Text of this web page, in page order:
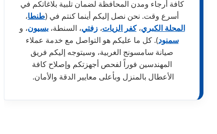
كافة أرجاء ومدن المحافظة لضمان تلبية بلاغاتكم في
أسرع وقت. نحن نصل إليكم أينما كنتم في (طنطا،
المحلة الكبري،كفر الزيات،زفتي، السنطة،بسيون، و
سمنود). كل ما عليكم هو التواصل مع خدمة عملاء
صيانة سامسونج الغربية، وسيتوجه إليكم فريق
المهندسين فوراً لفحص أجهزتكم وإصلاح كافة
الأعطال بالمنزل وبأعلى معايير الدقة والأمان.